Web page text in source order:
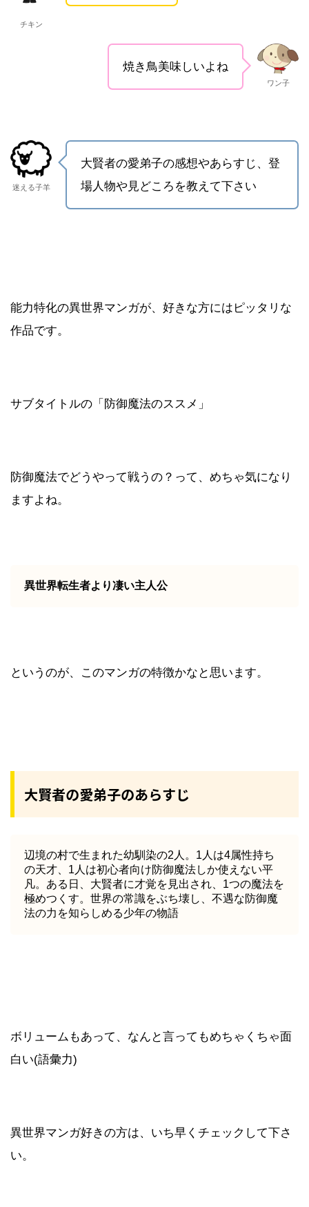
チキン
焼き鳥美味しいよね
ワン子
迷える子羊
大賢者の愛弟子の感想やあらすじ、登
場人物や見どころを教えて下さい
能力特化の異世界マンガが、好きな方にはピッタリな
作品です。
サブタイトルの「防御魔法のススメ」
防御魔法でどうやって戦うの？って、めちゃ気になり
ますよね。
異世界転生者より凄い主人公
というのが、このマンガの特徴かなと思います。
大賢者の愛弟子のあらすじ
辺境の村で生まれた幼馴染の2人。1人は4属性持ち
の天才、1人は初心者向け防御魔法しか使えない平
凡。ある日、大賢者に才覚を見出され、1つの魔法を
極めつくす。世界の常識をぶち壊し、不遇な防御魔
法の力を知らしめる少年の物語
ボリュームもあって、なんと言ってもめちゃくちゃ面
白い(語彙力)
異世界マンガ好きの方は、いち早くチェックして下さ
い。